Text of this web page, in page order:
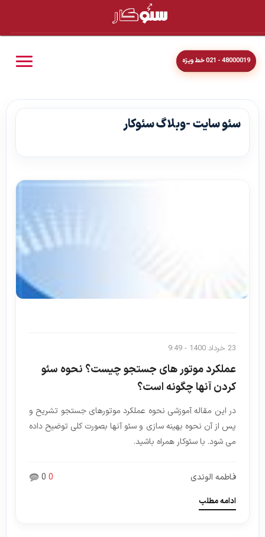
48000019 - 021 خط ویژه
سئو سایت -وبلاگ سئوکار
23 خرداد 1400 - 9:49
عملکرد موتور های جستجو چیست؟ نحوه سئو
کردن آنها چگونه است؟
در این مقاله آموزشی نحوه عملکرد موتورهای جستجو تشریح و
پس از آن نحوه بهینه سازی و سئو آنها بصورت کلی توضیح داده
می شود. با سئوکار همراه باشید.
فاطمه الوندی 0 0
ادامه مطلب